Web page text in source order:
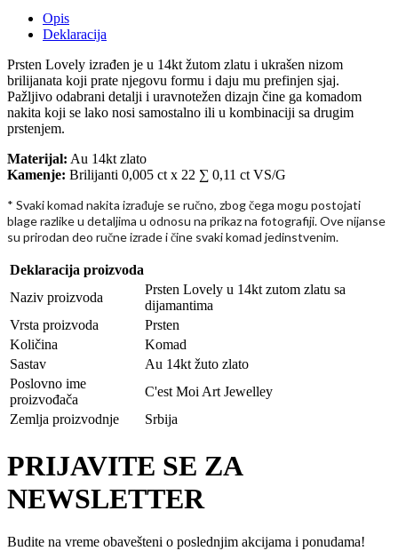
Opis
Deklaracija
Prsten Lovely izrađen je u 14kt žutom zlatu i ukrašen nizom
brilijanata koji prate njegovu formu i daju mu prefinjen sjaj.
Pažljivo odabrani detalji i uravnotežen dizajn čine ga komadom
nakita koji se lako nosi samostalno ili u kombinaciji sa drugim
prstenjem.
Materijal: Au 14kt zlato
Kamenje: Brilijanti 0,005 ct x 22 ∑ 0,11 ct VS/G
* Svaki komad nakita izrađuje se ručno, zbog čega mogu postojati
blage razlike u detaljima u odnosu na prikaz na fotografiji. Ove nijanse
su prirodan deo ručne izrade i čine svaki komad jedinstvenim.
Deklaracija proizvoda
Naziv proizvoda
Prsten Lovely u 14kt zutom zlatu sa
dijamantima
Vrsta proizvoda
Prsten
Količina
Komad
Sastav
Au 14kt žuto zlato
Poslovno ime
proizvođača
C'est Moi Art Jewelley
Zemlja proizvodnje
Srbija
PRIJAVITE SE ZA
NEWSLETTER
Budite na vreme obavešteni o poslednjim akcijama i ponudama!